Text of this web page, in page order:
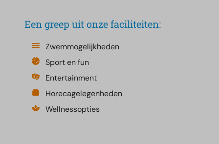
Een greep uit onze faciliteiten:
Zwemmogelijkheden
Sport en fun
Entertainment
Horecagelegenheden
Wellnessopties